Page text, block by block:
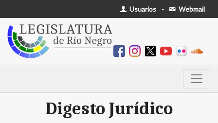
Usuarios - Webmail
Digesto Jurídico